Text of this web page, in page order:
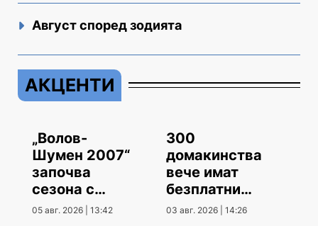
Август според зодията
АКЦЕНТИ
„Волов-
Шумен 2007“
започва
сезона с
гостуване
05 авг. 2026 | 13:42
300
домакинства
вече имат
безплатни
климатици
03 авг. 2026 | 14:26